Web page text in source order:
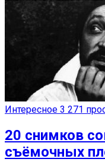
Интересное 3 271
20 снимков
съёмочных